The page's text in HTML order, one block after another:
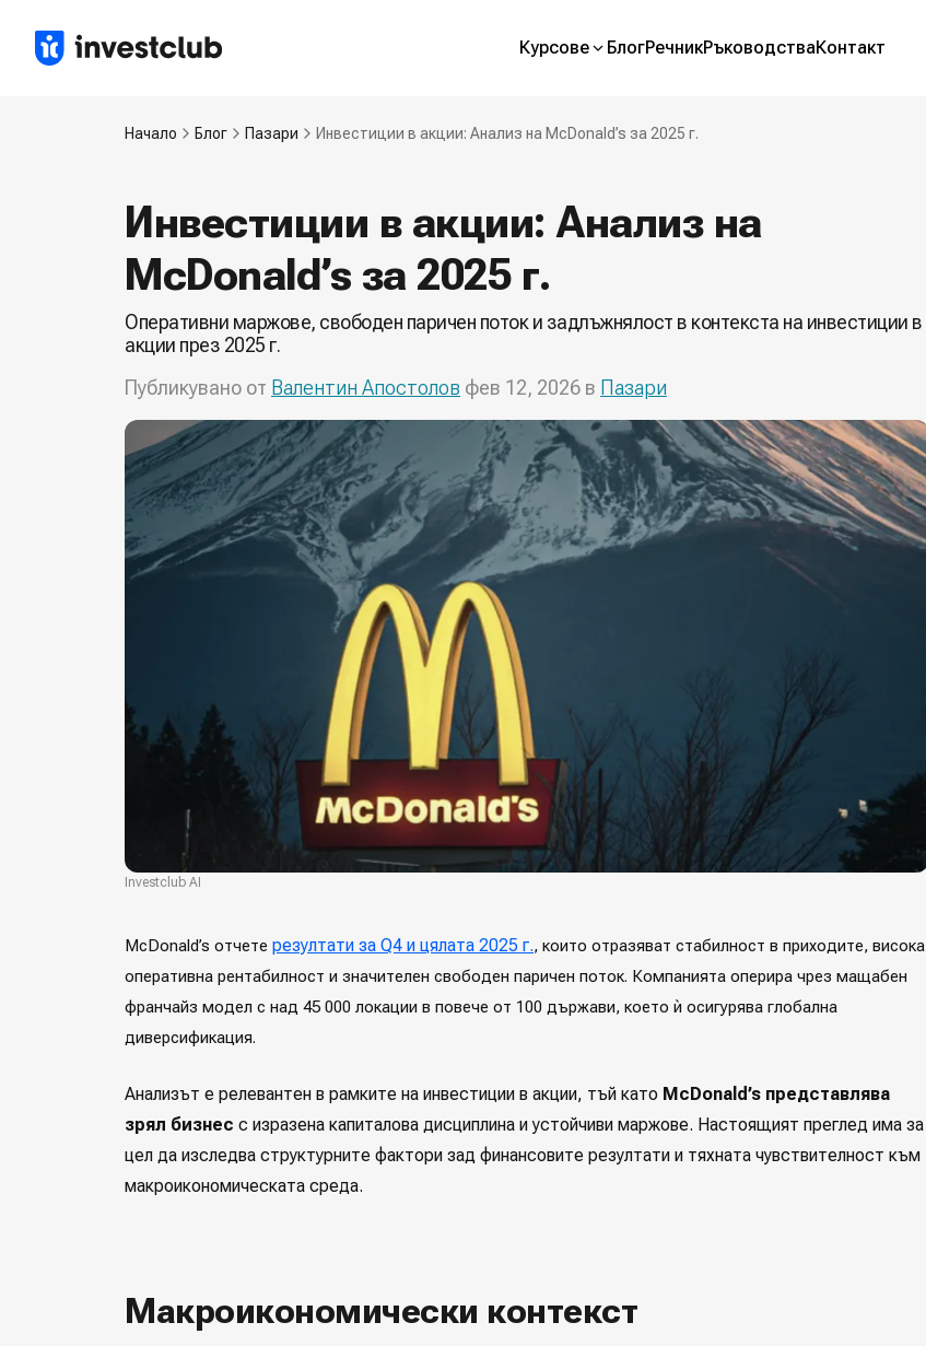
Курсове БлогРечникРъководстваКонтакт
Начало Блог Пазари Инвестиции в акции: Анализ на McDonald’s за 2025 г.
Инвестиции в акции: Анализ на
McDonald’s за 2025 г.
Оперативни маржове, свободен паричен поток и задлъжнялост в контекста на инвестиции в
акции през 2025 г.
Публикувано от Валентин Апостолов фев 12, 2026 в Пазари
Investclub AI
McDonald’s отчете резултати за Q4 и цялата 2025 г., които отразяват стабилност в приходите, висока
оперативна рентабилност и значителен свободен паричен поток. Компанията оперира чрез мащабен
франчайз модел с над 45 000 локации в повече от 100 държави, което ѝ осигурява глобална
диверсификация.
Анализът е релевантен в рамките на инвестиции в акции, тъй като McDonald’s представлява
зрял бизнес с изразена капиталова дисциплина и устойчиви маржове. Настоящият преглед има за
цел да изследва структурните фактори зад финансовите резултати и тяхната чувствителност към
макроикономическата среда.
Макроикономически контекст